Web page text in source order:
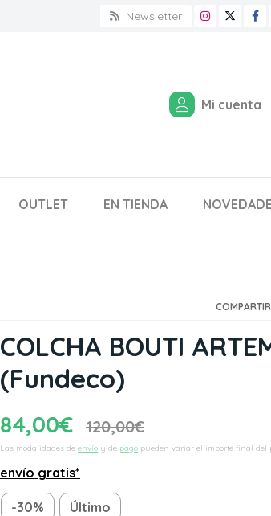
Newsletter
Mi cuenta
OUTLET EN TIENDA
COLCHA BOUTI
(Fundeco)
84,00€ 120,00€
Las modalidades de envío y de pago pueden variar el importe final del
envío gratis*
-30% Último